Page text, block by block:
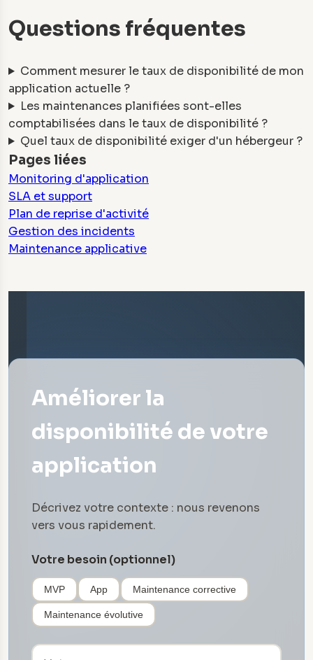
Questions fréquentes
Comment mesurer le taux de disponibilité de mon
application actuelle ?
Les maintenances planifiées sont-elles
comptabilisées dans le taux de disponibilité ?
Quel taux de disponibilité exiger d'un hébergeur ?
Pages liées
Monitoring d'application
SLA et support
Plan de reprise d'activité
Gestion des incidents
Maintenance applicative
Améliorer la
disponibilité de votre
application
Décrivez votre contexte : nous revenons
vers vous rapidement.
Votre besoin (optionnel)
MVP App Maintenance corrective
Maintenance évolutive